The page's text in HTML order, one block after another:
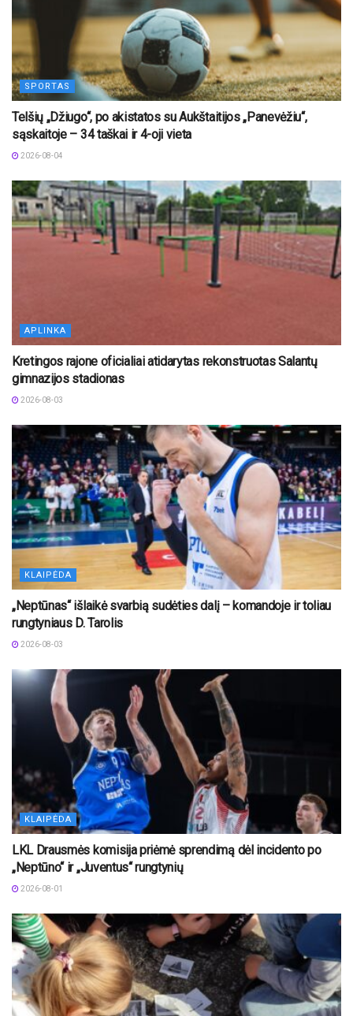
SPORTAS
Telšių „Džiugo“, po akistatos su Aukštaitijos „Panevėžiu“,
sąskaitoje – 34 taškai ir 4-oji vieta
2026-08-04
APLINKA
Kretingos rajone oficialiai atidarytas rekonstruotas Salantų
gimnazijos stadionas
2026-08-03
KLAIPĖDA
„Neptūnas“ išlaikė svarbią sudėties dalį – komandoje ir toliau
rungtyniaus D. Tarolis
2026-08-03
KLAIPĖDA
LKL Drausmės komisija priėmė sprendimą dėl incidento po
„Neptūno“ ir „Juventus“ rungtynių
2026-08-01